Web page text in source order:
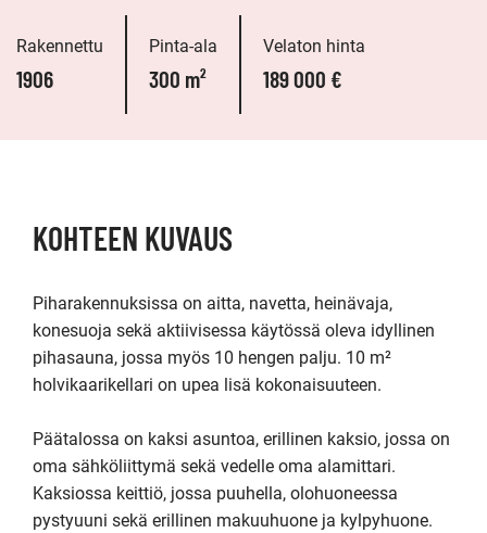
Rakennettu
1906
Pinta-ala
300 m²
Velaton hinta
189 000 €
KOHTEEN KUVAUS
Piharakennuksissa on aitta, navetta, heinävaja,
konesuoja sekä aktiivisessa käytössä oleva idyllinen
pihasauna, jossa myös 10 hengen palju. 10 m²
holvikaarikellari on upea lisä kokonaisuuteen.
Päätalossa on kaksi asuntoa, erillinen kaksio, jossa on
oma sähköliittymä sekä vedelle oma alamittari.
Kaksiossa keittiö, jossa puuhella, olohuoneessa
pystyuuni sekä erillinen makuuhuone ja kylpyhuone.